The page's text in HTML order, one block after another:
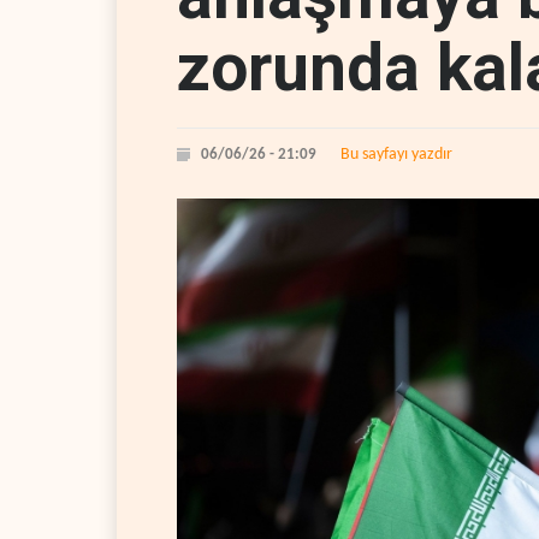
zorunda
06/06/26 - 21:09 Bu sayfayı yazdır